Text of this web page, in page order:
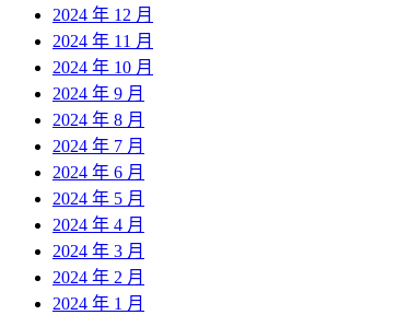
2024 年 12 月
2024 年 11 月
2024 年 10 月
2024 年 9 月
2024 年 8 月
2024 年 7 月
2024 年 6 月
2024 年 5 月
2024 年 4 月
2024 年 3 月
2024 年 2 月
2024 年 1 月